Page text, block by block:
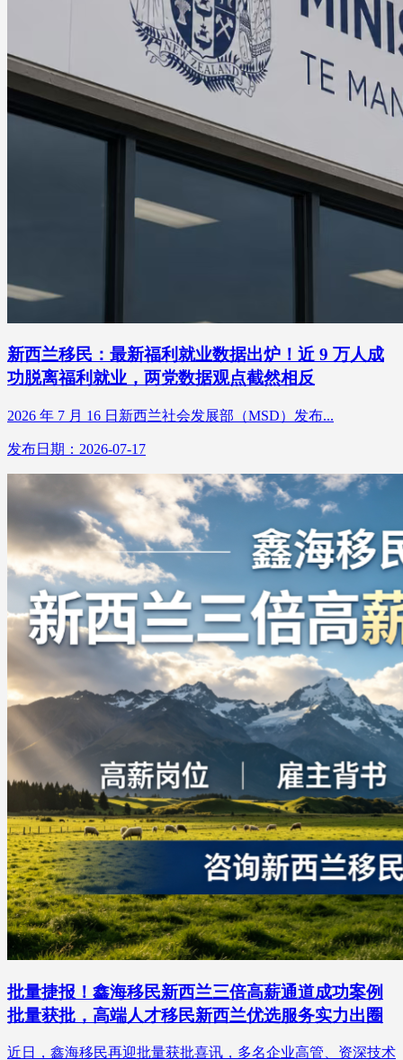
新西兰移民：最新福利就业数据出炉！近 9 万人成
功脱离福利就业，两党数据观点截然相反
2026 年 7 月 16 日新西兰社会发展部（MSD）发布...
发布日期：2026-07-17
批量捷报！鑫海移民新西兰三倍高薪通道成功案例
批量获批，高端人才移民新西兰优选服务实力出圈
近日，鑫海移民再迎批量获批喜讯，多名企业高管、资深技术